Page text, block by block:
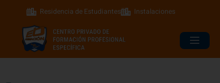
Residencia de Estudiantes Instalaciones